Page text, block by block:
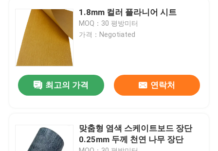
연락주세요
인용문을 요구하세요
천연 나무 베니어판
나무 바닥 베니어
1.8mm 컬러 플라니어 시트
MOQ：30 평방미터
가격：Negotiated
최고의 가격 연락처
맞춤형 염색 스케이트보드 장단
0.25mm 두께 천연 나무 장단